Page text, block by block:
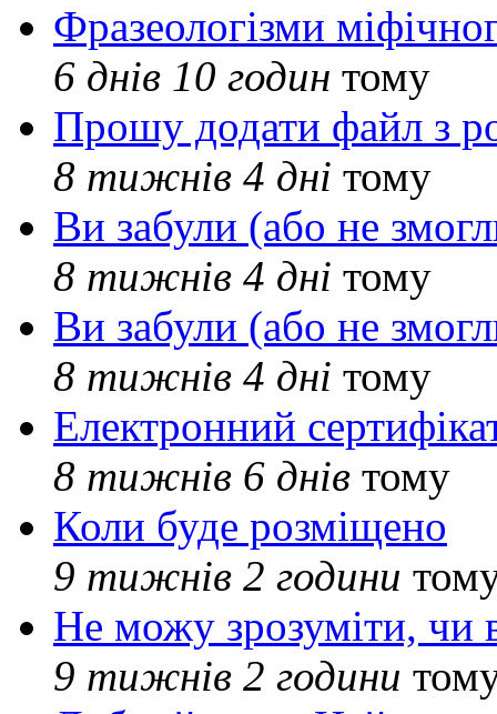
Фразеологізми
6 днів 10 годин тому
Прошу додати файл з
8 тижнів 4 дні тому
Ви забули (або не
8 тижнів 4 дні тому
Ви забули (або не
8 тижнів 4 дні тому
Електронний
8 тижнів 6 днів тому
Коли буде розміщено
9 тижнів 2 години
Не можу зрозуміти, чи
9 тижнів 2 години